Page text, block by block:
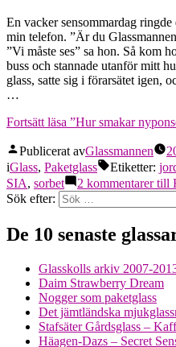
En vacker sensommardag
min telefon. ”Är du
”Vi måste ses” sa hon. Så kom
buss och stannade utanför mitt
glass, satte sig i förarsätet igen,
…
Fortsätt läsa ”Hur smakar
Publicerat avGlassmannen
iGlass, Paketglass Etiketter:
SIA, sorbet 2 kommentarertill
Sök efter:
De 10 senaste
Glasskolls arkiv 2007-
Daim Strawberry Dream
Nogger som paketglass
Det jämtländska
Stafsäter Gårdsglass –
Häagen-Dazs – Secret